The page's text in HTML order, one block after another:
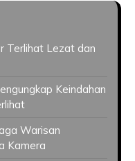
Terlihat Lezat dan
Keindahan
Warisan
Kamera